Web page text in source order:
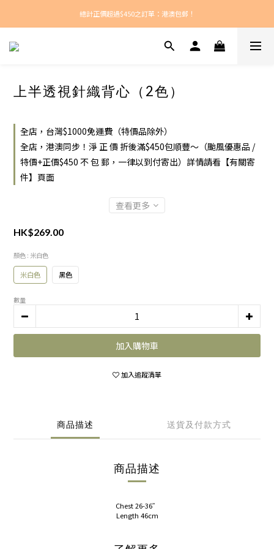
新款每周上架！
總計正價超過$450之訂單：港澳包郵！
上半透視針織背心（2色）
全店，台灣$1000免運費（特價品除外）
全店，港澳同步！淨 正 價 折後滿$450包順豐～（颱風優惠品 /
特價+正價$450 不 包 郵，一律以到付寄出）詳情請看【有關寄
件】頁面
查看更多
HK$269.00
顏色 : 米白色
米白色 黑色
數量
加入購物車
加入追蹤清單
商品描述 送貨及付款方式
商品描述
Chest 26-36”
Length 46cm